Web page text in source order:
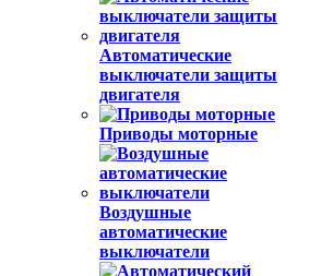
Автоматические
выключатели защиты
двигателя
Приводы моторные
Воздушные
автоматические
выключатели